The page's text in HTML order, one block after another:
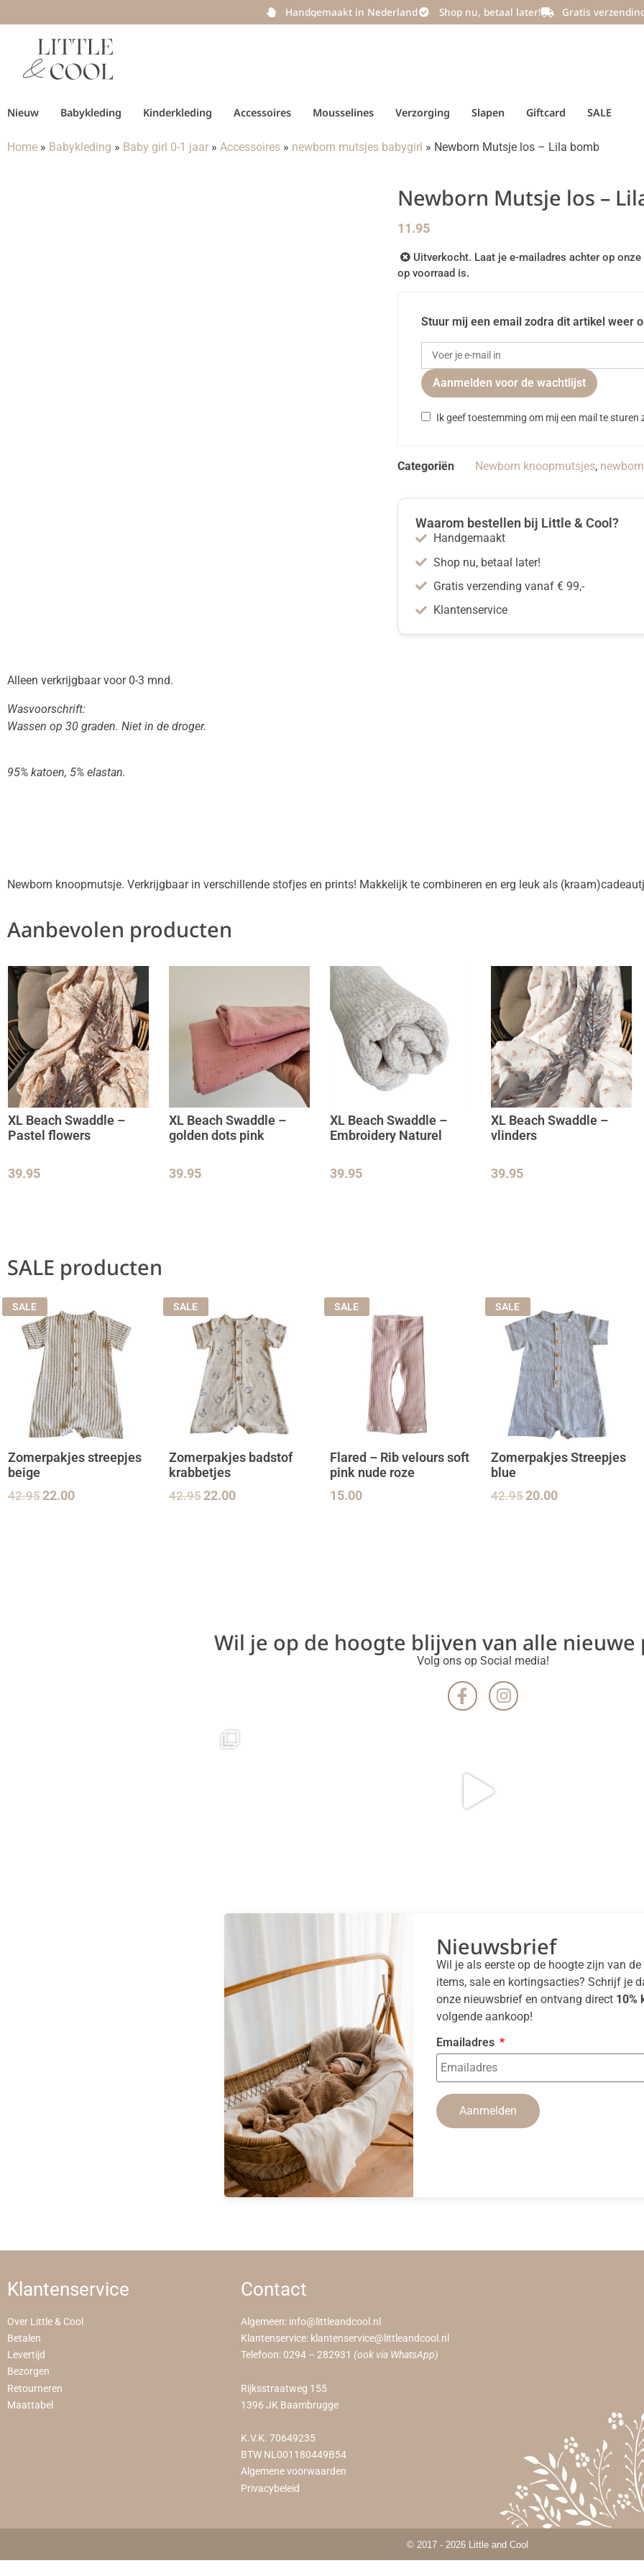
Handgemaakt in Nederland Shop nu, betaal later! Gratis
Nieuw Babykleding Kinderkleding Accessoires Mousselines Verzorging Slapen Giftcard SALE
Home » Babykleding » Baby girl 0-1 jaar » Accessoires » newborn mutsjes babygirl » Newborn Mutsje los – Lila bomb
Newborn Mutsje los –
11.95
Uitverkocht. Laat je e-mailadres achter op
op voorraad is.
Stuur mij een email zodra dit artikel weer
Aanmelden voor de wachtlijst
Ik geef toestemming om mij een mail te
Categoriën Newborn knoopmutsjes,
Waarom bestellen bij Little & Cool?
Handgemaakt
Shop nu, betaal later!
Gratis verzending vanaf € 99,-
Klantenservice
Alleen verkrijgbaar voor 0-3 mnd.
Wasvoorschrift:
Wassen op 30 graden. Niet in de droger.
95% katoen, 5% elastan.
Newborn knoopmutsje. Verkrijgbaar in verschillende stofjes en prints! Makkelijk te combineren en erg leuk als
Aanbevolen producten
XL Beach Swaddle –
Pastel flowers
39.95
XL Beach Swaddle –
golden dots pink
39.95
XL Beach Swaddle –
Embroidery Naturel
39.95
XL Beach Swaddle –
vlinders
39.95
SALE producten
SALE
Zomerpakjes streepjes
beige
42.9522.00
SALE
Zomerpakjes badstof
krabbetjes
42.9522.00
SALE
Flared – Rib velours soft
pink nude roze
15.00
SALE
Zomerpakjes Streepjes
blue
42.9520.00
Wil je op de hoogte blijven van alle nieuwe
Volg ons op Social media!
Nieuwsbrief
Wil je als eerste op de hoogte zijn van
items, sale en kortingsacties? Schrijf je
onze nieuwsbrief en ontvang direct 10%
volgende aankoop!
Emailadres
Aanmelden
Klantenservice
Over Little & Cool
Betalen
Levertijd
Bezorgen
Retourneren
Maattabel
Contact
Algemeen: info@littleandcool.nl
Klantenservice: klantenservice@littleandcool.nl
Telefoon: 0294 – 282931 (ook via WhatsApp)
Rijksstraatweg 155
1396 JK Baambrugge
K.V.K. 70649235
BTW NL001180449B54
Algemene voorwaarden
Privacybeleid
© 2017 - 2026 Little and Cool